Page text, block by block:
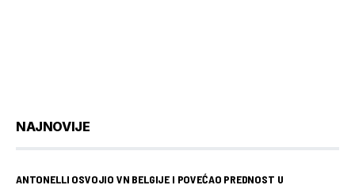
NAJNOVIJE
ANTONELLI OSVOJIO VN BELGIJE I POVEĆAO PREDNOST U